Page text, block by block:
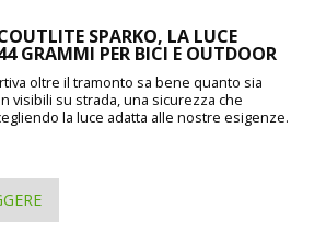
SPARKO, LA LUCE
GRAMMI PER BICI E OUTDOOR
oltre il tramonto sa bene quanto sia
visibili su strada, una sicurezza che
la luce adatta alle nostre esigenze.